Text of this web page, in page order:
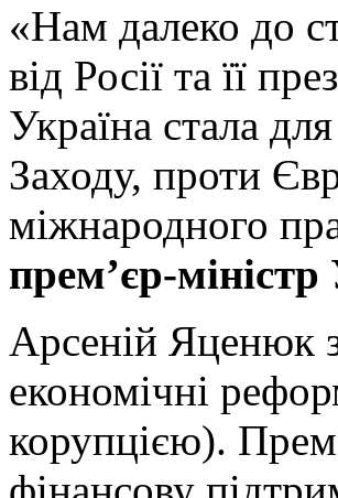
«Нам далеко до
від Росії та її
Україна стала
Заходу, проти
міжнародного
прем’єр-
Арсеній Яценюк
економічні
корупцією).